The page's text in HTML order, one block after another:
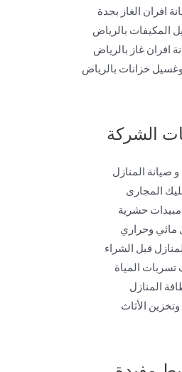
افران الغاز بجدة
المكيفات بالرياض
افران غاز بالرياض
خزانات بالرياض
الشركة
صيانة المنازل
المجارى
حشرية
مائي وحراري
قبل الشراء
المياة
المنازل
الأثاث